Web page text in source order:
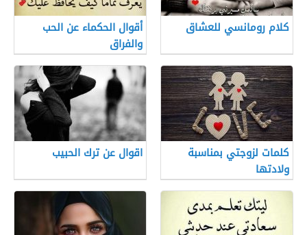
كلام رومانسي للعشاق
أقوال الحكماء عن الحب
والفراق
كلمات لزوجتي بمناسبة
ولادتها
اقوال عن ترك الحبيب